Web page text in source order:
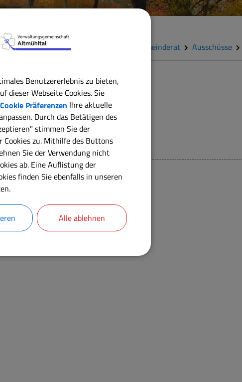
Markt Markt Berolzheim Gemeinderat Ausschüsse
Benutzererlebnis zu bieten,
dieser Webseite Cookies. Sie
Cookie Präferenzen Ihre aktuelle
Durch das Betätigen des
stimmen Sie der
Cookies zu. Mithilfe des Buttons
Sie der Verwendung nicht
ab. Eine Auflistung der
finden Sie ebenfalls in unseren
Alle ablehnen